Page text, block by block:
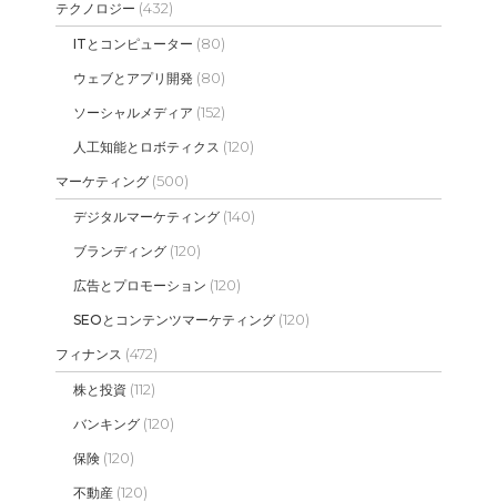
テクノロジー (432)
ITとコンピューター (80)
ウェブとアプリ開発 (80)
ソーシャルメディア (152)
人工知能とロボティクス (120)
マーケティング (500)
デジタルマーケティング (140)
ブランディング (120)
広告とプロモーション (120)
SEOとコンテンツマーケティング (120)
フィナンス (472)
株と投資 (112)
バンキング (120)
保険 (120)
不動産 (120)